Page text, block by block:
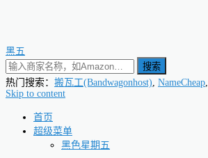
黑五
搜索
热门搜索： 搬瓦工(Bandwagonhost), NameCheap,
Skip to content
首页
超级菜单
黑色星期五